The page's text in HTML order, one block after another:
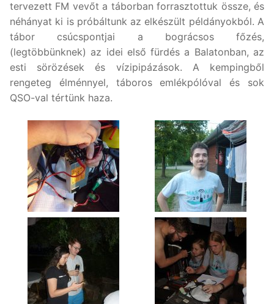
tervezett FM vevőt a táborban forrasztottuk össze, és
néhányat ki is próbáltunk az elkészült példányokból. A
tábor csúcspontjai a bográcsos főzés,
(legtöbbünknek) az idei első fürdés a Balatonban, az
esti sörözések és vízipipázások. A kempingből
rengeteg élménnyel, táboros emlékpólóval és sok
QSO-val tértünk haza.